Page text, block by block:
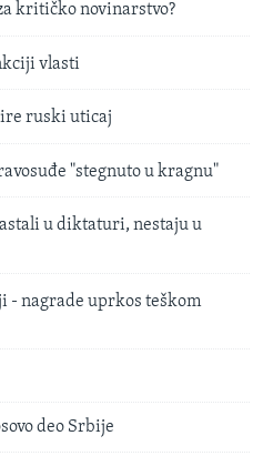
kritičko novinarstvo?
vlasti
ruski uticaj
"stegnuto u kragnu"
u diktaturi, nestaju u
nagrade uprkos teškom
deo Srbije